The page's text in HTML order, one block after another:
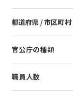
都道府県 / 市区町村
官公庁の種類
職員人数